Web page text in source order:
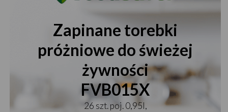
Zapinane torebki
próżniowe do świeżej
żywności
FVB015X
26 szt. poj. 0,95l,